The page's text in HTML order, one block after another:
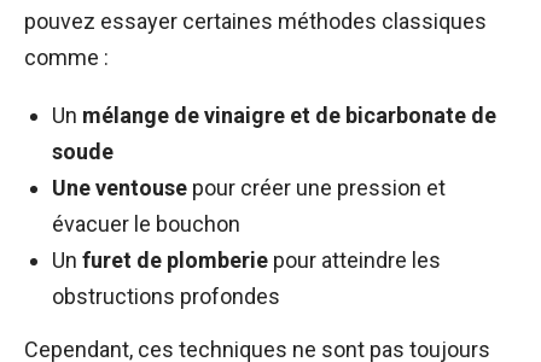
pouvez essayer certaines méthodes classiques
comme :
Un mélange de vinaigre et de bicarbonate de
soude
Une ventouse pour créer une pression et
évacuer le bouchon
Un furet de plomberie pour atteindre les
obstructions profondes
Cependant, ces techniques ne sont pas toujours